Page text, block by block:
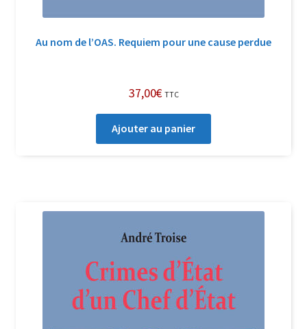
Au nom de l’OAS. Requiem pour une cause perdue
37,00€ TTC
Ajouter au panier